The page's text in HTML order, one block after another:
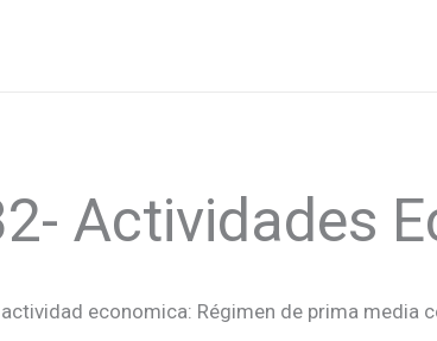
Actividades
economica: Régimen de prima media